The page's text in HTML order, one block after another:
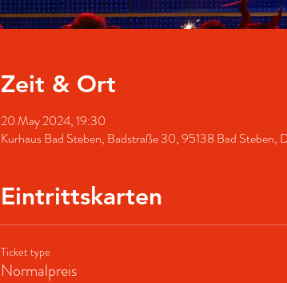
Zeit & Ort
20 May 2024, 19:30
Kurhaus Bad Steben, Badstraße 30, 95138 Bad Steben,
Eintrittskarten
Ticket type
Normalpreis